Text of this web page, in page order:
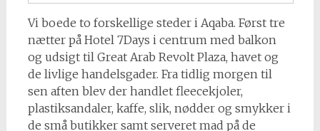
Vi boede to forskellige steder i Aqaba. Først tre
nætter på Hotel 7Days i centrum med balkon
og udsigt til Great Arab Revolt Plaza, havet og
de livlige handelsgader. Fra tidlig morgen til
sen aften blev der handlet fleecekjoler,
plastiksandaler, kaffe, slik, nødder og smykker i
de små butikker samt serveret mad på de